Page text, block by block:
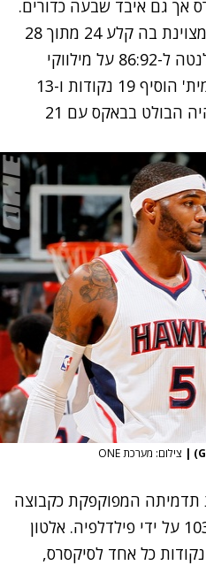
ג'ו ג'ונסון עם מחצית שניה מצוינת בה קלע 24 מתוך 28
הנקודות שלו הוביל את אטלנטה ל-86:92 על מילווקי
ולמאזן מרשים 5:13. ג'וש סמית' הוסיף 19 נקודות ו-13
ריבאונדים. ברנדון ג'נינגס היה הבולט בבאקס עם 21
| צילום: מערכת ONE
תדמיתה המפוקפקת כקבוצה
הגרועה בליגה והובסה 103:83 על ידי פילדלפיה. אלטון
ברנד וג'רו הולידיי קלעו 17 נקודות כל אחד לסיקסרס,